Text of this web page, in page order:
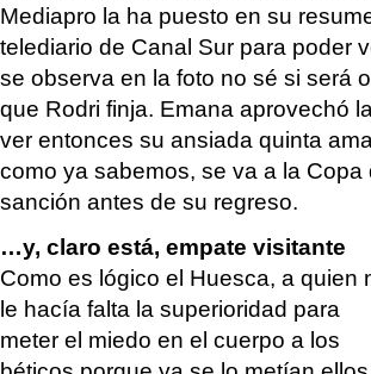
Mediapro la ha puesto en su
telediario de Canal Sur para poder
se observa en la foto no sé si será
que Rodri finja. Emana aprovechó
ver entonces su ansiada quinta
como ya sabemos, se va a la
sanción antes de su regreso.
…y, claro está, empate visitante
Como es lógico el Huesca, a quien
le hacía falta la superioridad para
meter el miedo en el cuerpo a los